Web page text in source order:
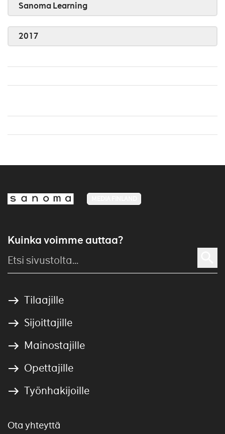
Sanoma Learning
2017
Kuinka voimme auttaa?
Tilaajille
Sijoittajille
Mainostajille
Opettajille
Työnhakijoille
Ota yhteyttä